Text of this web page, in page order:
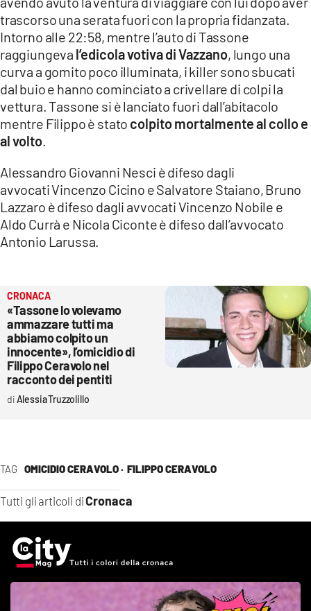
TAG OMICIDIO CERAVOLO · FILIPPO CERAVOLO
Tutti gli articoli diCronaca
trascorso una serata fuori con la propria fidanzata.
Intorno alle 22:58, mentre l’auto di Tassone
raggiungeva l’edicola votiva di Vazzano, lungo una
curva a gomito poco illuminata, i killer sono sbucati
dal buio e hanno cominciato a crivellare di colpi la
vettura. Tassone si è lanciato fuori dall’abitacolo
mentre Filippo è stato colpito mortalmente al collo e
al volto
Alessandro Giovanni Nesci è difeso dagli
avvocati Vincenzo Cicino e Salvatore Staiano, Bruno
Lazzaro è difeso dagli avvocati Vincenzo Nobile e
Aldo Currà e Nicola Ciconte è difeso dall’avvocato
Antonio Larussa.
CRONACA
«Tassone lo volevamo
ammazzare tutti ma
abbiamo colpito un
innocente», l’omicidio di
Filippo Ceravolo nel
racconto dei pentiti
Alessia Truzzolillo